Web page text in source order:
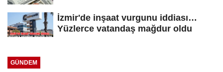
İzmir'de inşaat vurgunu iddiası…
Yüzlerce vatandaş mağdur oldu
GÜNDEM